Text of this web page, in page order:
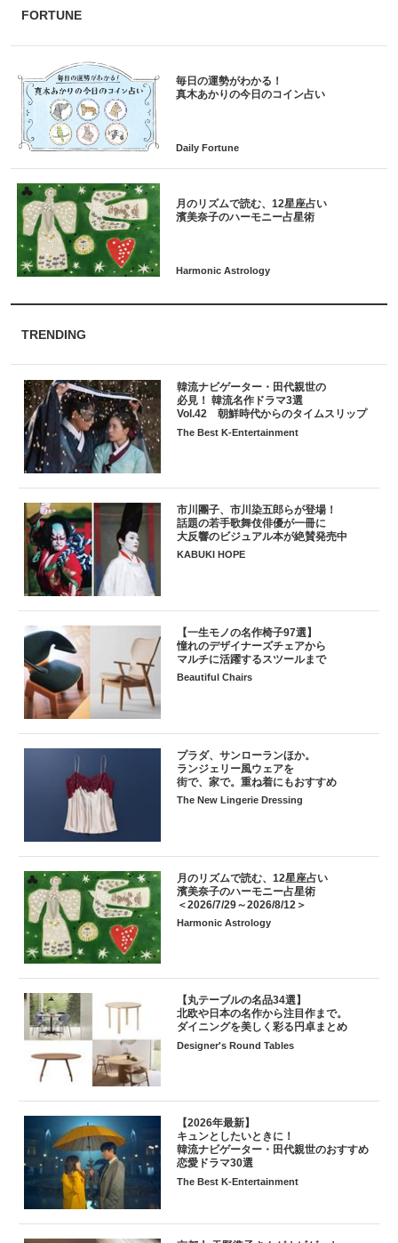
FORTUNE
毎日の運勢がわかる！
月のリズムで読む、12星座占い
TRENDING
韓流ナビゲーター・田代親世の
必見！ 韓流名作ドラマ3選
Vol.42 朝鮮時代からのタイムスリップ
The Best K-Entertainment
市川團子、市川染五郎らが登場！
話題の若手歌舞伎俳優が一冊に
大反響のビジュアル本が絶賛発売中
KABUKI HOPE
【一生モノの名作椅子97選】
憧れのデザイナーズチェアから
マルチに活躍するスツールまで
Beautiful Chairs
プラダ、サンローランほか。
ランジェリー風ウェアを
街で、家で。重ね着にもおすすめ
The New Lingerie Dressing
月のリズムで読む、12星座占い
濱美奈子のハーモニー占星術
＜2026/7/29～2026/8/12＞
Harmonic Astrology
【丸テーブルの名品34選】
北欧や日本の名作から注目作まで。
ダイニングを美しく彩る円卓まとめ
Designer's Round Tables
【2026年最新】
キュンとしたいときに！
韓流ナビゲーター・田代親世のおすすめ
恋愛ドラマ30選
The Best K-Entertainment